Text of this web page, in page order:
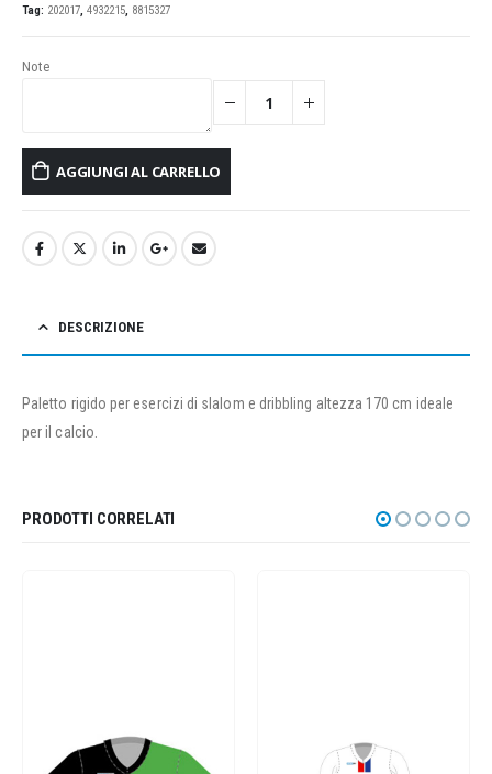
Tag: 202017, 4932215, 8815327
Note
AGGIUNGI AL CARRELLO
DESCRIZIONE
Paletto rigido per esercizi di slalom e dribbling altezza 170 cm ideale
per il calcio.
PRODOTTI CORRELATI